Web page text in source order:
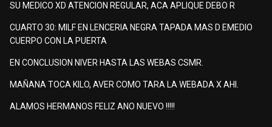
SU MEDICO XD ATENCION REGULAR, ACA APLIQUE DEBO R
CUARTO 30: MILF EN LENCERIA NEGRA TAPADA MAS D EMEDIO
CUERPO CON LA PUERTA
EN CONCLUSION NIVER HASTA LAS WEBAS CSMR.
MAÑANA TOCA KILO, AVER COMO TARA LA WEBADA X AHI.
ALAMOS HERMANOS FELIZ ANO NUEVO !!!!!